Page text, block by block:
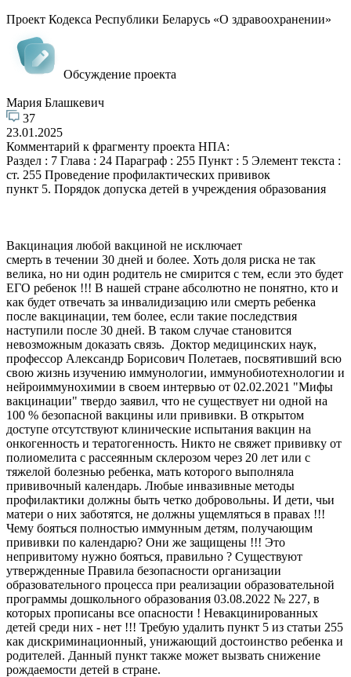
Проект Кодекса Республики Беларусь «О здравоохранении»
Обсуждение проекта
Мария Блашкевич
37
23.01.2025
Комментарий к фрагменту проекта НПА:
Раздел : 7 Глава : 24 Параграф : 255 Пункт : 5 Элемент текста :
ст. 255 Проведение профилактических прививок
пункт 5. Порядок допуска детей в учреждения образования
Вакцинация любой вакциной не исключает
смерть в течении 30 дней и более. Хоть доля риска не так
велика, но ни один родитель не смирится с тем, если это будет
ЕГО ребенок !!! В нашей стране абсолютно не понятно, кто и
как будет отвечать за инвалидизацию или смерть ребенка
после вакцинации, тем более, если такие последствия
наступили после 30 дней. В таком случае становится
невозможным доказать связь. Доктор медицинских наук,
профессор Александр Борисович Полетаев, посвятивший всю
свою жизнь изучению иммунологии, иммунобиотехнологии и
нейроиммунохимии в своем интервью от 02.02.2021 "Мифы
вакцинации" твердо заявил, что не существует ни одной на
100 % безопасной вакцины или прививки. В открытом
доступе отсутствуют клинические испытания вакцин на
онкогенность и тератогенность. Никто не свяжет прививку от
полиомелита с рассеянным склерозом через 20 лет или с
тяжелой болезнью ребенка, мать которого выполняла
прививочный календарь. Любые инвазивные методы
профилактики должны быть четко добровольны. И дети, чьи
матери о них заботятся, не должны ущемляться в правах !!!
Чему бояться полностью иммунным детям, получающим
прививки по календарю? Они же защищены !!! Это
непривитому нужно бояться, правильно ? Существуют
утвержденные Правила безопасности организации
образовательного процесса при реализации образовательной
программы дошкольного образования 03.08.2022 № 227, в
которых прописаны все опасности ! Невакцинированных
детей среди них - нет !!! Требую удалить пункт 5 из статьи 255
как дискриминационный, унижающий достоинство ребенка и
родителей. Данный пункт также может вызвать снижение
рождаемости детей в стране.